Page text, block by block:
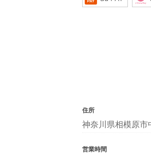
住所
神奈川県相模原市
営業時間